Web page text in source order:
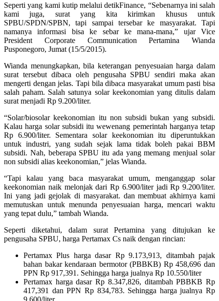
Seperti yang kami kutip melalui detikFinance, “Sebenarnya ini salah
kami juga, surat yang kita kirimkan khusus untuk
SPBU/SPDN/SPBN, tapi sampai tersebar ke masyarakat. Tapi
namanya informasi bisa ke sebar ke mana-mana,” ujar Vice
President Corporate Communication Pertamina Wianda
Pusponegoro, Jumat (15/5/2015).
Wianda menungkapkan, bila keterangan penyesuaian harga dalam
surat tersebut dibaca oleh pengusaha SPBU sendiri maka akan
mengerti dengan jelas. Tapi bila dibaca masyarakat umum pasti bisa
salah paham. Salah satunya solar keekonomian yang ditulis dalam
surat menjadi Rp 9.200/liter.
“Solar/biosolar keekonomian itu non subsidi bukan yang subsidi.
Kalau harga solar subsidi itu wewenang pemerintah harganya tetap
Rp 6.900/liter. Sementara solar keekonomian itu diperuntukkan
untuk industri, yang sudah sejak lama tidak boleh pakai BBM
subsidi. Nah, beberapa SPBU itu ada yang memang menjual solar
non subsidi alias keekonomian,” jelas Wianda.
“Tapi kalau yang baca masyarakat umum, menganggap solar
keekonomian naik melonjak dari Rp 6.900/liter jadi Rp 9.200/liter.
Ini yang jadi gejolak di masyarakat. dan membuat akhirnya kami
memutuskan untuk menunda penyesuaian harga, mencari waktu
yang tepat dulu,” tambah Wianda.
Seperti diketahui, dalam surat Pertamina yang ditujukan ke
pengusaha SPBU, harga Pertamax Cs naik dengan rincian:
Pertamax Plus harga dasar Rp 9.173,913, ditambah pajak
bahan bakar kendaraan bermotor (PBBKB) Rp 458,696 dan
PPN Rp 917,391. Sehingga harga jualnya Rp 10.550/liter
Pertamax harga dasar Rp 8.347,826, ditambah PBBKB Rp
417,391 dan PPN Rp 834,783. Sehingga harga jualnya Rp
9.600/liter